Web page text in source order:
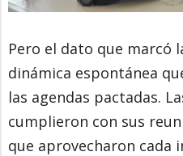
Pero el dato que marcó
dinámica espontánea
las agendas pactadas.
cumplieron con sus
que aprovecharon cada